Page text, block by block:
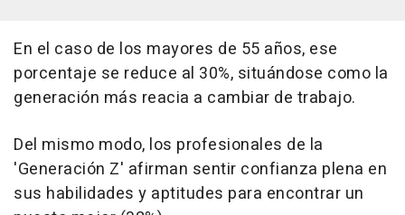
En el caso de los mayores de 55 años, ese
porcentaje se reduce al 30%, situándose como la
generación más reacia a cambiar de trabajo.
Del mismo modo, los profesionales de la
'Generación Z' afirman sentir confianza plena en
sus habilidades y aptitudes para encontrar un